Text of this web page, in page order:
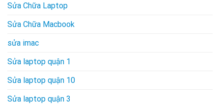
Sửa Chữa Laptop
Sửa Chữa Macbook
sửa imac
Sửa laptop quận 1
Sửa laptop quận 10
Sửa laptop quận 3